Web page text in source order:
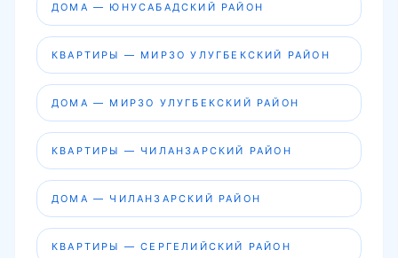
ДОМА — ЮНУСАБАДСКИЙ РАЙОН
КВАРТИРЫ — МИРЗО УЛУГБЕКСКИЙ РАЙОН
ДОМА — МИРЗО УЛУГБЕКСКИЙ РАЙОН
КВАРТИРЫ — ЧИЛАНЗАРСКИЙ РАЙОН
ДОМА — ЧИЛАНЗАРСКИЙ РАЙОН
КВАРТИРЫ — СЕРГЕЛИЙСКИЙ РАЙОН